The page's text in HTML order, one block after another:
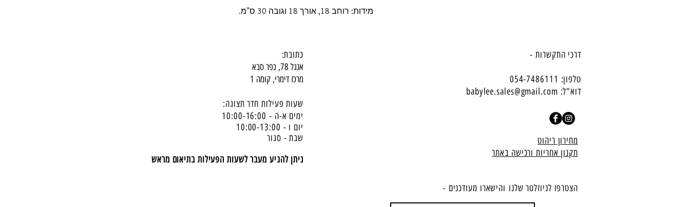
מידות: רוחב 18, אורך 18 וגובה 30 ס"מ.
כתובת:
אנגל 78, כפר סבא
מרכז דימרי, קומה 1
שעות פעילות חדר תצוגה:
ימים א-ה - 10:00-16: 00
יום ו - 10:00-13:00
שבת - סגור
ניתן להגיע מעבר לשעות הפעילות בתיאום מראש
דרכי התקשרות -
טלפון: 054-7486111
דוא"ל: babylee.sales@gmail.com
מחירון ריהוט
תקנון אחריות ורכישה באתר
הצטרפו לניוזלטר שלנו ​והישארו מעודכנים -